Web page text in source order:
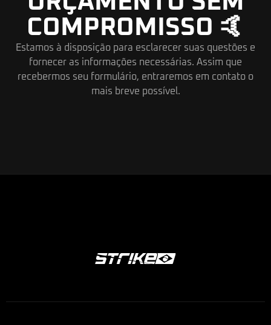
COMPROMISSO 🤙
Estamos à disposição para esclarecer suas questões e
fornecer as informações necessárias. Assim que
recebermos seu formulário, entraremos em contato o
mais breve possível.